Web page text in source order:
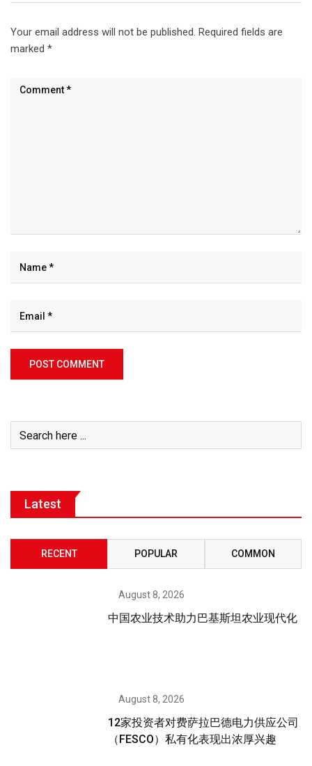
Your email address will not be published. Required fields are
marked *
Latest
RECENT POPULAR COMMON
August 8, 2026
中国农业技术助力巴基斯坦农业现代化
August 8, 2026
12家投资者对费萨拉巴德电力供应公司
（FESCO）私有化表现出浓厚兴趣